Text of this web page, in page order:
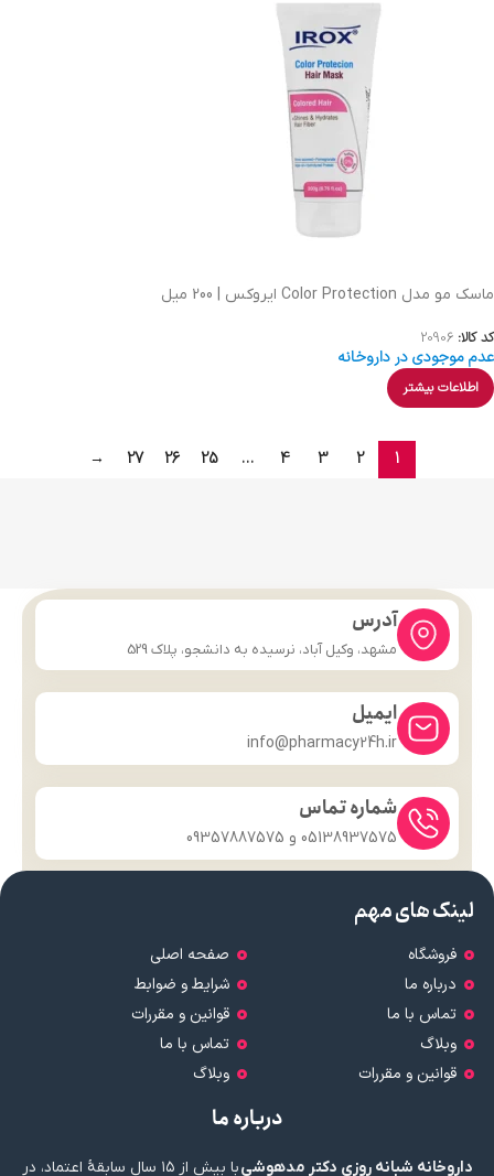
ماسک مو مدل Color Protection ایروکس | 200 میل
کد کالا: 20906
عدم موجودی در داروخانه
اطلاعات بیشتر
1
2
3
4
…
25
26
27
→
آدرس
مشهد، وکیل آباد، نرسیده به دانشجو، پلاک 529
ایمیل
info@pharmacy24h.ir
شماره تماس
05138937575 و 09357887575
لینک های مهم
فروشگاه
درباره ما
تماس با ما
وبلاگ
قوانین و مقررات
صفحه اصلی
شرایط و ضوابط
قوانین و مقررات
تماس با ما
وبلاگ
درباره ما
داروخانه شبانه روزی دکتر مدهوشی با بیش از ۱۵ سال سابقهٔ اعتماد، در